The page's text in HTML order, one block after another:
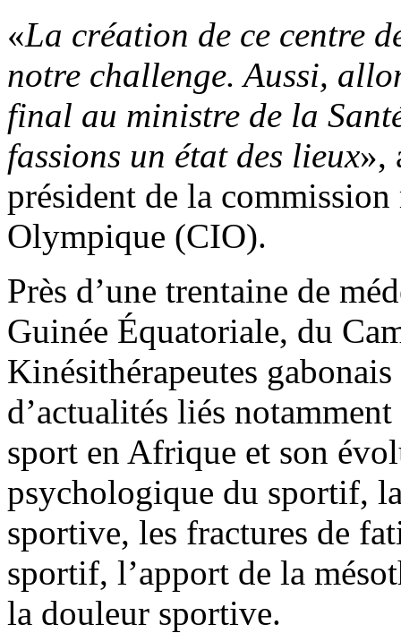
«La création de ce centre
notre challenge. Aussi,
final au ministre de la
fassions un état des lieux»,
président de la
Olympique (CIO).
Près d’une trentaine de
Guinée Équatoriale, du
Kinésithérapeutes
d’actualités liés
sport en Afrique et son
psychologique du sportif,
sportive, les fractures de
sportif, l’apport de la
la douleur sportive.